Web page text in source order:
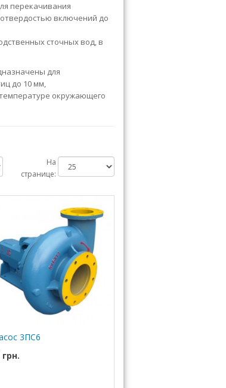
перекачивания
включений до
сточных вод, в
для
до 10 мм,
окружающего
На
странице:
3ПС6
грн.